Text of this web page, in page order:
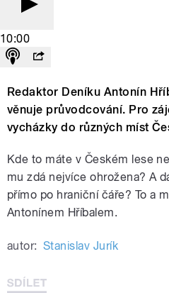
10:00
Redaktor Deníku Antonín
věnuje průvodcování. Pro
vycházky do různých míst
Kde to máte v Českém lese
mu zdá nejvíce ohrožena? A
přímo po hraniční čáře? To a
Antonínem Hříbalem.
autor: Stanislav Jurík